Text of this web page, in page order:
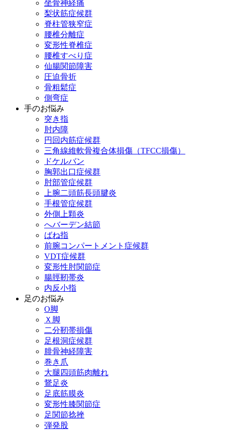
坐骨神経痛
梨状筋症候群
脊柱管狭窄症
腰椎分離症
変形性脊椎症
腰椎すべり症
仙腸関節障害
圧迫骨折
骨粗鬆症
側弯症
手のお悩み
突き指
肘内障
円回内筋症候群
三角線維軟骨複合体損傷（TFCC損傷）
ドケルバン
胸郭出口症候群
肘部管症候群
上腕二頭筋長頭腱炎
手根管症候群
外側上顆炎
へバーデン結節
ばね指
前腕コンパートメント症候群
VDT症候群
変形性肘関節症
腸脛靭帯炎
内反小指
足のお悩み
О脚
Ｘ脚
二分靭帯損傷
足根洞症候群
腓骨神経障害
巻き爪
大腿四頭筋肉離れ
鵞足炎
足底筋膜炎
変形性膝関節症
足関節捻挫
弾発股